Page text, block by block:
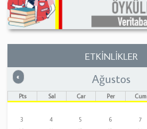
ETKİNLİKLER
« Önceki Ağustos
Pts Sal Çar Per Cum
3
4 5 6 7